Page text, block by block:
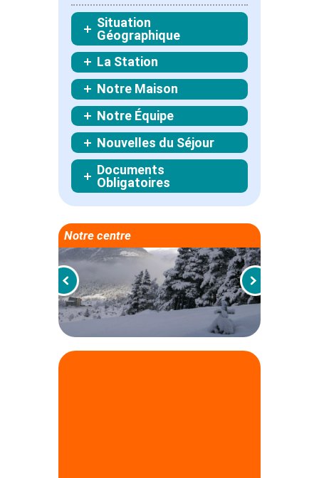
Situation
Géographique
La Station
Notre Maison
Notre Équipe
Nouvelles du Séjour
Documents
Obligatoires
Notre centre